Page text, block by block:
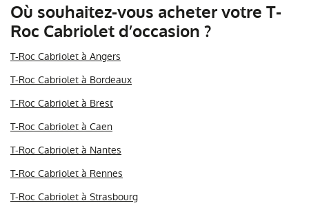
Où souhaitez-vous acheter votre T-
Roc Cabriolet d’occasion ?
T-Roc Cabriolet à Angers
T-Roc Cabriolet à Bordeaux
T-Roc Cabriolet à Brest
T-Roc Cabriolet à Caen
T-Roc Cabriolet à Nantes
T-Roc Cabriolet à Rennes
T-Roc Cabriolet à Strasbourg